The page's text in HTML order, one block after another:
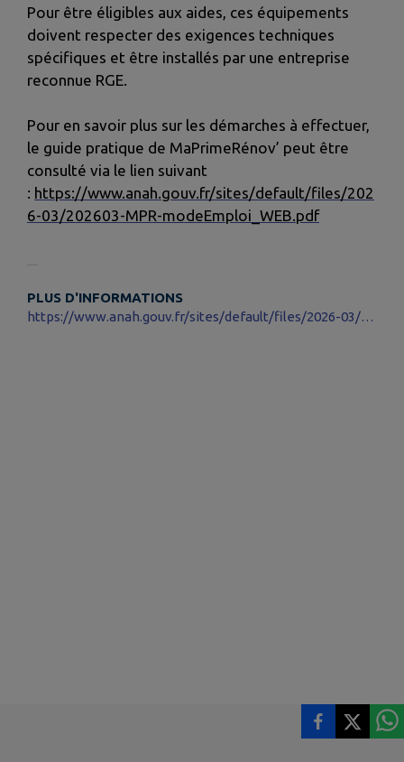
Pour être éligibles aux aides, ces équipements
doivent respecter des exigences techniques
spécifiques et être installés par une entreprise
reconnue RGE.
Pour en savoir plus sur les démarches à effectuer,
le guide pratique de MaPrimeRénov’ peut être
consulté via le lien suivant
: https://www.anah.gouv.fr/sites/default/files/202
6-03/202603-MPR-modeEmploi_WEB.pdf
PLUS D'INFORMATIONS
https://www.anah.gouv.fr/sites/default/files/2026-03/202603-MPR-modeEmploi_WEB.pdf